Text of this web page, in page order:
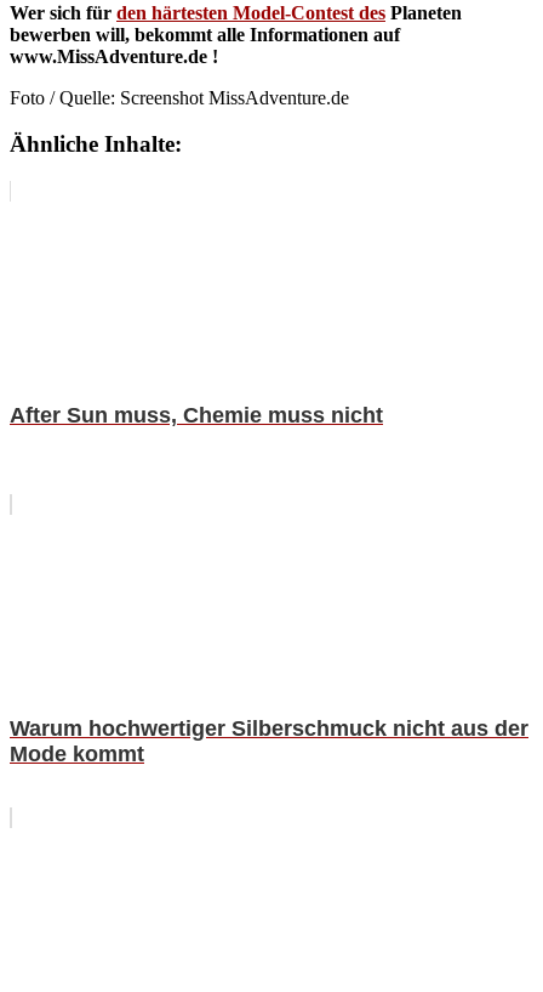
Wer sich für den härtesten Model-Contest des Planeten
bewerben will, bekommt alle Informationen auf
www.MissAdventure.de !
Foto / Quelle: Screenshot MissAdventure.de
Ähnliche Inhalte:
After Sun muss, Chemie muss nicht
Warum hochwertiger Silberschmuck nicht aus der
Mode kommt